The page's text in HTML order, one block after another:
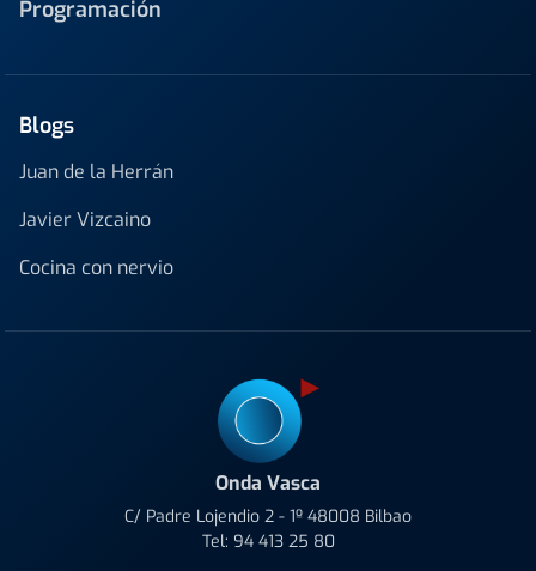
Programación
Blogs
Juan de la Herrán
Javier Vizcaino
Cocina con nervio
Onda Vasca
C/ Padre Lojendio 2 - 1º 48008 Bilbao
Tel: 94 413 25 80